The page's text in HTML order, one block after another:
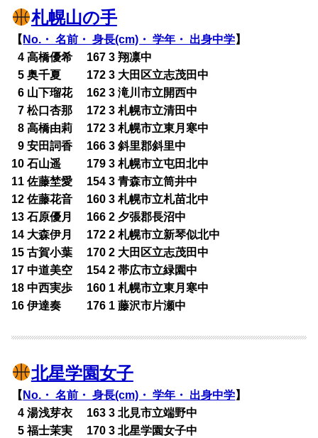
札幌山の手
【 No.・ 名前・ 身長(cm)・ 学年・ 出身中学】
04 高橋優希 167 3 翔凛中
05 奥千夏 172 3 大田区立志茂田中
06 山下瑠花 162 3 滝川市立開西中
07 松口杏那 172 3 札幌市立清田中
08 高橋由莉 172 3 札幌市立東月寒中
09 安田詞香 166 3 斜里郡斜里中
10 石山遥 179 3 札幌市立屯田北中
11 佐藤埜愛 154 3 青森市立筒井中
12 佐藤花音 160 3 札幌市立札苗北中
13 石原優月 166 2 夕張郡長沼中
14 大森伊月 172 2 札幌市立新琴似北中
15 古賀小葉 170 2 大田区立志茂田中
17 中道美空 154 2 帯広市立緑園中
18 中西実歩 160 1 札幌市立東月寒中
16 伊達奏 176 1 藤沢市片瀬中
北星学園女子
【 No.・ 名前・ 身長(cm)・ 学年・ 出身中学】
04 湯浅芽衣 163 3 北見市立端野中
05 福士茉実 170 3 北星学園女子中